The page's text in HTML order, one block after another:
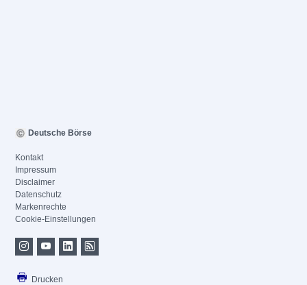
Deutsche Börse
Kontakt
Impressum
Disclaimer
Datenschutz
Markenrechte
Cookie-Einstellungen
Drucken